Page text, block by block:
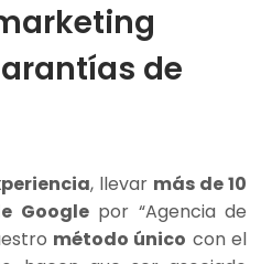
de
, llevar más de 10
Googlepor “Agencia de
método único con el